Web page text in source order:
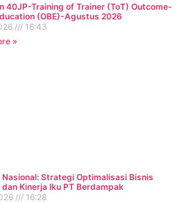
40JP-Training of Trainer (ToT) Outcome-
(OBE)-Agustus 2026
16:43
»
Nasional: Strategi Optimalisasi Bisnis
Kinerja Iku PT Berdampak
16:28